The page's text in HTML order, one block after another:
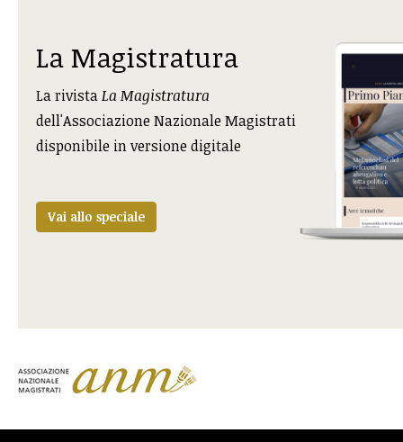
La Magistratura
La rivistaLa Magistratura
dell'Associazione Nazionale Magistrati
disponibile in versione digitale
Vai allo speciale